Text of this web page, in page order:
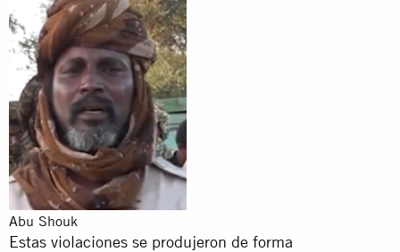
Abu Shouk
Estas violaciones se produjeron de forma